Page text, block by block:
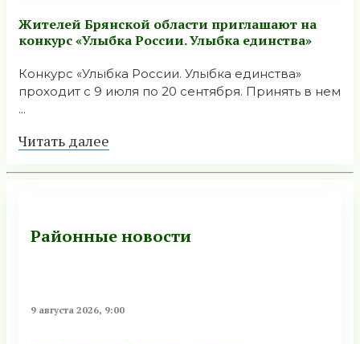
Жителей Брянской области приглашают на
конкурс «Улыбка России. Улыбка единства»
Конкурс «Улыбка России. Улыбка единства»
проходит с 9 июля по 20 сентября. Принять в нем
...
Читать далее
Районные новости
9 августа 2026, 9:00